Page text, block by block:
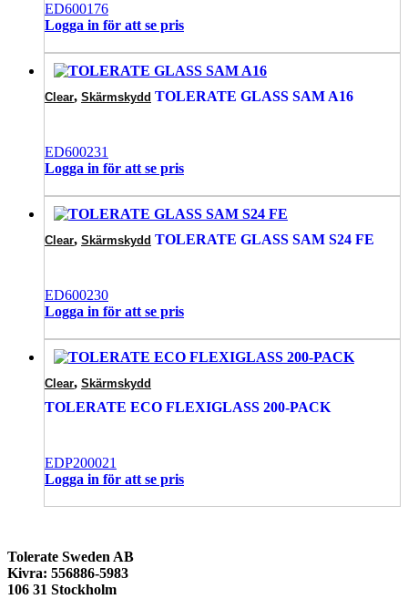
ED600176
Logga in för att se pris
Clear, Skärmskydd TOLERATE GLASS SAM A16
ED600231
Logga in för att se pris
Clear, Skärmskydd TOLERATE GLASS SAM S24 FE
ED600230
Logga in för att se pris
Clear, Skärmskydd
TOLERATE ECO FLEXIGLASS 200-PACK
EDP200021
Logga in för att se pris
Tolerate Sweden AB
Kivra: 556886-5983
106 31 Stockholm